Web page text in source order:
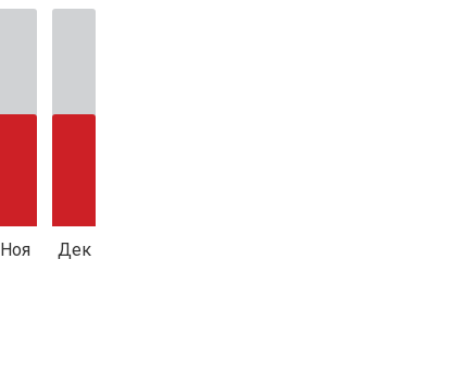
Ноя Дек